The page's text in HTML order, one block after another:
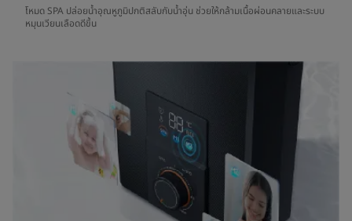
โหมด SPA ปล่อยน้ำอุณหูภูมิปกติสลับกับน้ำอุ่น ช่วยให้กล้ามเนื้อผ่อนคลายและระบบ
หมุนเวียนเลือดดีขึ้น